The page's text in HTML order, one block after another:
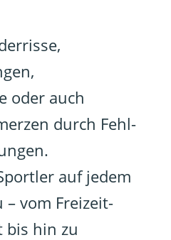
oder auch
durch Fehl-
auf jedem
– vom Freizeit-
bis hin zu